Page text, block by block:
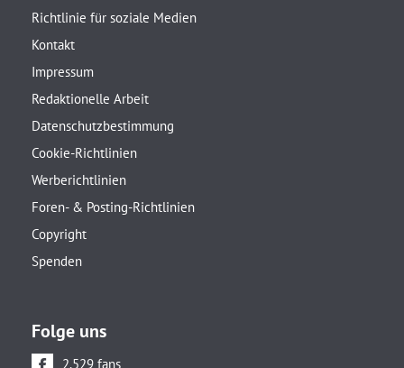
Richtlinie für soziale Medien
Kontakt
Impressum
Redaktionelle Arbeit
Datenschutzbestimmung
Cookie-Richtlinien
Werberichtlinien
Foren- & Posting-Richtlinien
Copyright
Spenden
Folge uns
2.529 fans